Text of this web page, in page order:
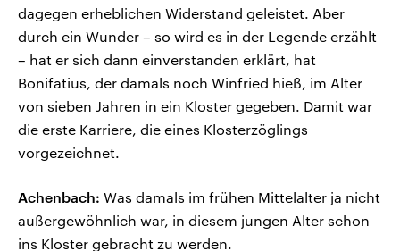
dagegen erheblichen Widerstand geleistet. Aber
durch ein Wunder – so wird es in der Legende erzählt
– hat er sich dann einverstanden erklärt, hat
Bonifatius, der damals noch Winfried hieß, im Alter
von sieben Jahren in ein Kloster gegeben. Damit war
die erste Karriere, die eines Klosterzöglings
vorgezeichnet.
Achenbach: Was damals im frühen Mittelalter ja nicht
außergewöhnlich war, in diesem jungen Alter schon
ins Kloster gebracht zu werden.